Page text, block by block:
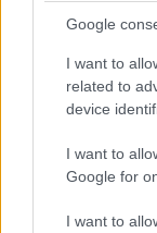
Google
I want to
related to
device
I want to
Google for
I want to